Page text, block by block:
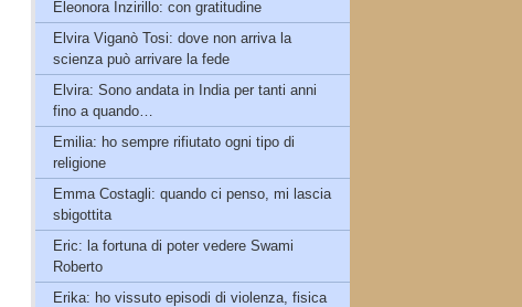
Eleonora Inzirillo: con gratitudine
Elvira Viganò Tosi: dove non arriva la
scienza può arrivare la fede
Elvira: Sono andata in India per tanti anni
fino a quando…
Emilia: ho sempre rifiutato ogni tipo di
religione
Emma Costagli: quando ci penso, mi lascia
sbigottita
Eric: la fortuna di poter vedere Swami
Roberto
Erika: ho vissuto episodi di violenza, fisica